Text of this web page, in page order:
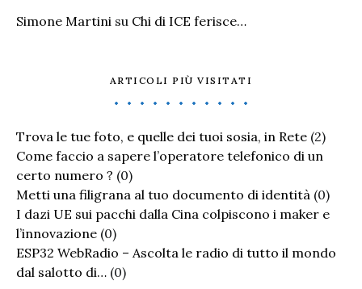
Simone Martini su Chi di ICE ferisce…
ARTICOLI PIÙ VISITATI
Trova le tue foto, e quelle dei tuoi sosia, in Rete (2)
Come faccio a sapere l’operatore telefonico di un
certo numero ? (0)
Metti una filigrana al tuo documento di identità (0)
I dazi UE sui pacchi dalla Cina colpiscono i maker e
l’innovazione (0)
ESP32 WebRadio – Ascolta le radio di tutto il mondo
dal salotto di… (0)